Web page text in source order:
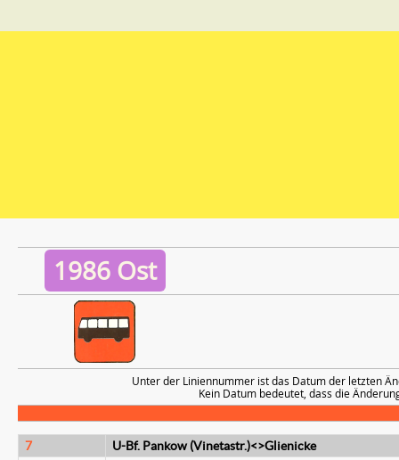
1986 Ost
Unter der Liniennummer ist das Datum der letzten
Kein Datum bedeutet, dass die
7
U-Bf. Pankow (Vinetastr.)<>Glienicke